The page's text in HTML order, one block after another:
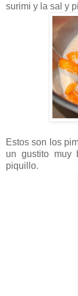
surimi y la sal y
Estos son los
un gustito muy
piquillo.